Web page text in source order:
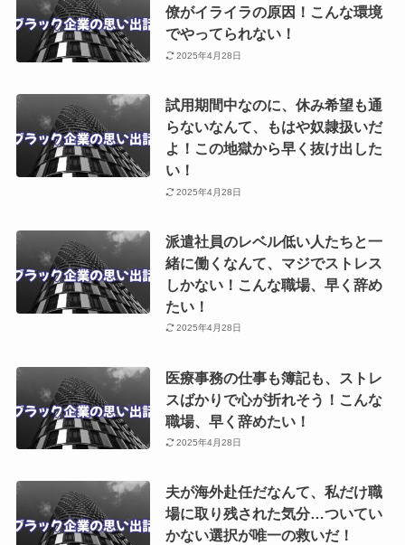
僚がイライラの原因！こんな環境
でやってられない！
2025年4月28日
試用期間中なのに、休み希望も通
らないなんて、もはや奴隷扱いだ
よ！この地獄から早く抜け出した
い！
2025年4月28日
派遣社員のレベル低い人たちと一
緒に働くなんて、マジでストレス
しかない！こんな職場、早く辞め
たい！
2025年4月28日
医療事務の仕事も簿記も、ストレ
スばかりで心が折れそう！こんな
職場、早く辞めたい！
2025年4月28日
夫が海外赴任だなんて、私だけ職
場に取り残された気分…ついてい
かない選択が唯一の救いだ！